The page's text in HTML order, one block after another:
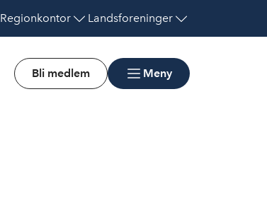
Regionkontor Landsforeninger
Bli medlem Meny